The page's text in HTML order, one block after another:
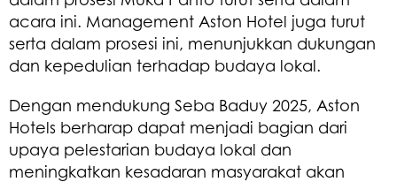
acara ini. Management Aston Hotel juga turut
serta dalam prosesi ini, menunjukkan dukungan
dan kepedulian terhadap budaya lokal.
Dengan mendukung Seba Baduy 2025, Aston
Hotels berharap dapat menjadi bagian dari
upaya pelestarian budaya lokal dan
meningkatkan kesadaran masyarakat akan